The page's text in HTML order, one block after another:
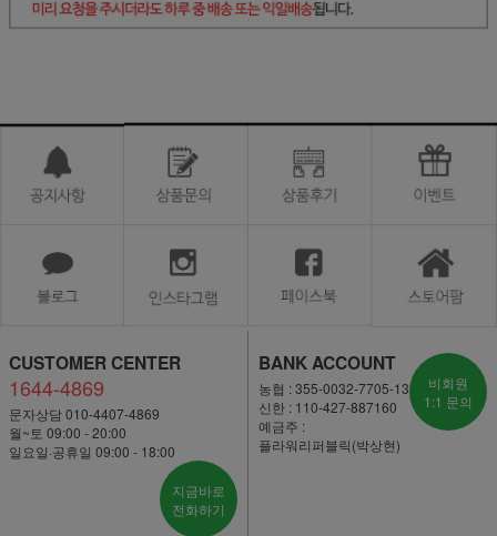
CUSTOMER CENTER
1644-4869
문자상담 010-4407-4869
월~토 09:00 - 20:00
일요일·공휴일 09:00 - 18:00
지금바로
전화하기
BANK ACCOUNT
농협 : 355-0032-7705-13
신한 : 110-427-887160
예금주 :
플라워리퍼블릭(박상현)
비회원
1:1 문의